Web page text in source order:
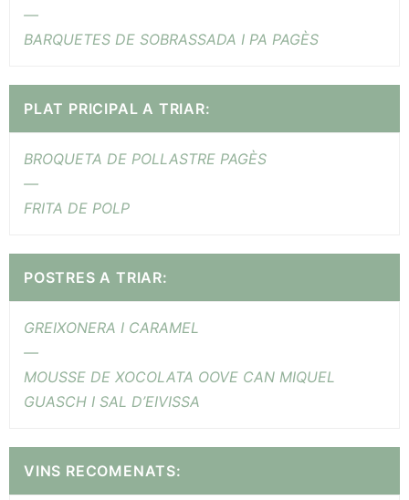
—
BARQUETES DE SOBRASSADA I PA PAGÈS
PLAT PRICIPAL A TRIAR:
BROQUETA DE POLLASTRE PAGÈS
—
FRITA DE POLP
POSTRES A TRIAR:
GREIXONERA I CARAMEL
—
MOUSSE DE XOCOLATA OOVE CAN MIQUEL
GUASCH I SAL D’EIVISSA
VINS RECOMENATS: